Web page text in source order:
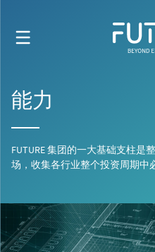
能力
FUTURE 集团的一大基础支柱是
场，收集各行业整个投资周期中